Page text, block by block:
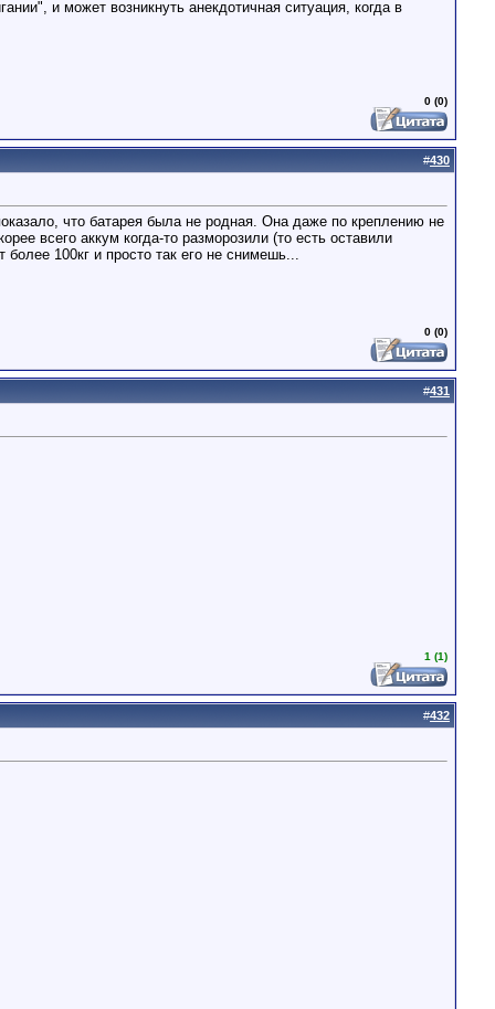
и может возникнуть анекдотичная ситуация, когда в
0 (0)
#430
что батарея была не родная. Она даже по креплению не
всего аккум когда-то разморозили (то есть оставили
100кг и просто так его не снимешь...
0 (0)
#431
1 (1)
#432